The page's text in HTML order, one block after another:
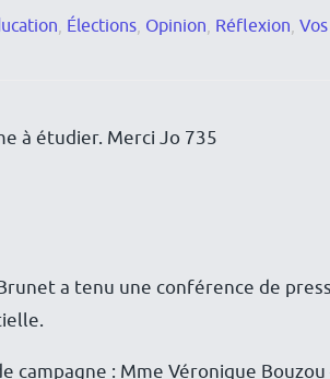
, Élections, Opinion, Réflexion, Vos
à étudier. Merci Jo 735
a tenu une conférence de
campagne : Mme Véronique Bouzou